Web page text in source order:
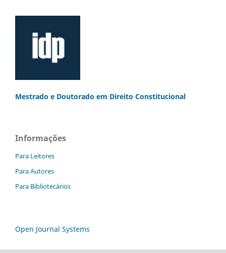
Mestrado e Doutorado em Direito Constitucional
Informações
Para Leitores
Para Autores
Para Bibliotecários
Open Journal Systems